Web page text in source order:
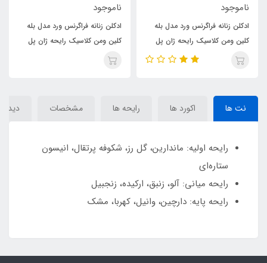
ناموجود
ادکلن زنانه فراگرنس ورد مدل بله
کلین ومن کلاسیک رایحه ژان پل
گوتیه کلاسیک اسنس (بله سلین
Essence de Parfum
ناموجود
ادکلن زنانه فراگرنس ورد مدل بله
کلین ومن کلاسیک رایحه ژان پل
گوتیه کلاسیک اسنس (بله سلین
نت ها اکورد ها رایحه ها مشخصات
رایحه اولیه: ماندارين، گل رز، شکوفه پرتقال، انيسون
ستاره‌اي
رایحه میانی: آلو، زنبق، ارکيده، زنجبيل
رایحه پایه: دارچين، وانيل، کهربا، مشک